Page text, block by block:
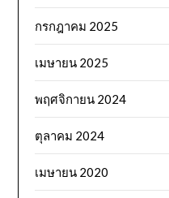
กรกฎาคม 2025
เมษายน 2025
พฤศจิกายน 2024
ตุลาคม 2024
เมษายน 2020